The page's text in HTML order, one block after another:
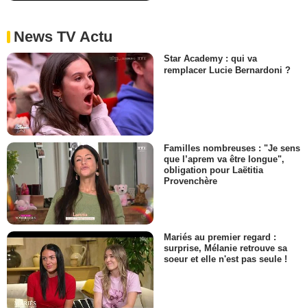
News TV Actu
Star Academy : qui va
remplacer Lucie Bernardoni ?
Familles nombreuses : "Je sens
que l’aprem va être longue",
obligation pour Laëtitia
Provenchère
Mariés au premier regard :
surprise, Mélanie retrouve sa
soeur et elle n'est pas seule !